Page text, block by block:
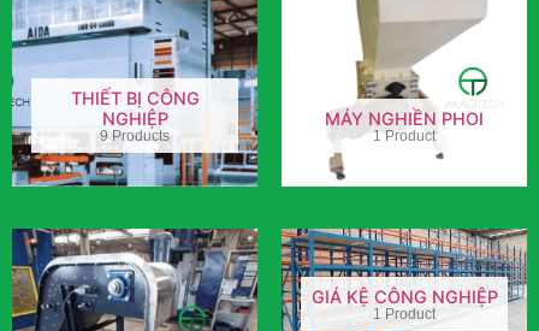
THIẾT BỊ CÔNG
NGHIỆP
9 Products
MÁY NGHIỀN PHOI
1 Product
GIÁ KỆ CÔNG NGHIỆP
1 Product